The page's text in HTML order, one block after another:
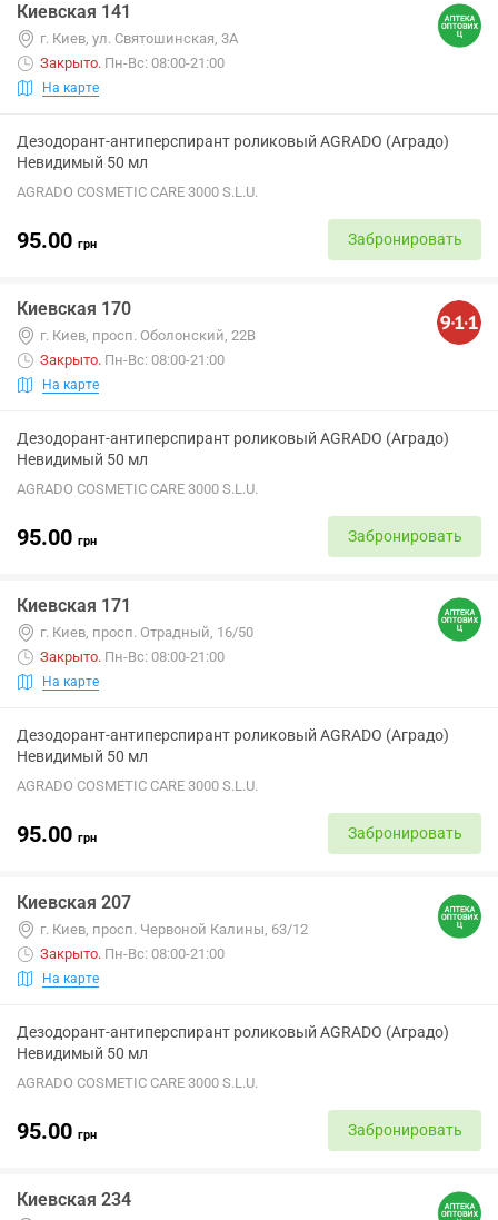
Киевская 141
г. Киев, ул. Святошинская, 3А
Закрыто. Пн-Вс: 08:00-21:00
На карте
Дезодорант-антиперспирант роликовый AGRADO (Аградо)
Невидимый 50 мл
AGRADO COSMETIC CARE 3000 S.L.U.
95.00 грн Забронировать
Киевская 170
г. Киев, просп. Оболонский, 22В
Закрыто. Пн-Вс: 08:00-21:00
На карте
Дезодорант-антиперспирант роликовый AGRADO (Аградо)
Невидимый 50 мл
AGRADO COSMETIC CARE 3000 S.L.U.
95.00 грн Забронировать
Киевская 171
г. Киев, просп. Отрадный, 16/50
Закрыто. Пн-Вс: 08:00-21:00
На карте
Дезодорант-антиперспирант роликовый AGRADO (Аградо)
Невидимый 50 мл
AGRADO COSMETIC CARE 3000 S.L.U.
95.00 грн Забронировать
Киевская 207
г. Киев, просп. Червоной Калины, 63/12
Закрыто. Пн-Вс: 08:00-21:00
На карте
Дезодорант-антиперспирант роликовый AGRADO (Аградо)
Невидимый 50 мл
AGRADO COSMETIC CARE 3000 S.L.U.
95.00 грн Забронировать
Киевская 234